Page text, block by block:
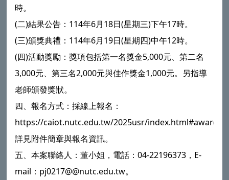
時。
(二)結果公告：114年6月18日(星期三)下午17時。
(三)頒獎典禮：114年6月19日(星期四)中午12時。
(四)活動獎勵：獎項包括第一名獎金5,000元、第二名
3,000元、第三名2,000元與佳作獎金1,000元。另指導
老師頒發獎狀。
四、報名方式：採線上報名：
https://caiot.nutc.edu.tw/2025usr/index.html#awards
詳見附件簡章與報名資訊。
五、本案聯絡人：董小姐，電話：04-22196373，E-
mail：pj0217@@nutc.edu.tw。